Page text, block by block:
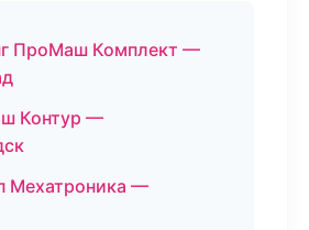
ПроМаш Комплект —
Контур —
Мехатроника —